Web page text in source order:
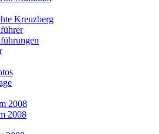
Kreuzberg
2008
2008